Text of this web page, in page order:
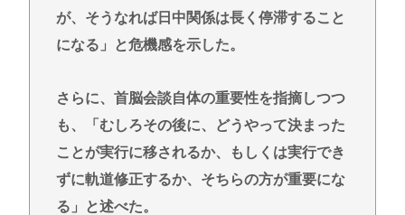
が、そうなれば日中関係は長く停滞すること
になる」と危機感を示した。
さらに、首脳会談自体の重要性を指摘しつつ
も、「むしろその後に、どうやって決まった
ことが実行に移されるか、もしくは実行でき
ずに軌道修正するか、そちらの方が重要にな
る」と述べた。